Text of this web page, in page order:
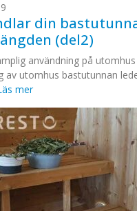
din
(del2)
användning på
av utomhus bastutunnan
mer